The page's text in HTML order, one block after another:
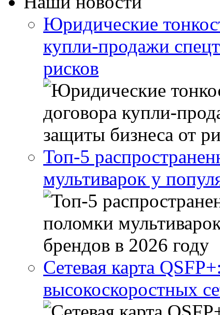
Юридические
купли-продажи
рисков
Топ-5
мультиварок у
Сетевая карта
высокоскоростных